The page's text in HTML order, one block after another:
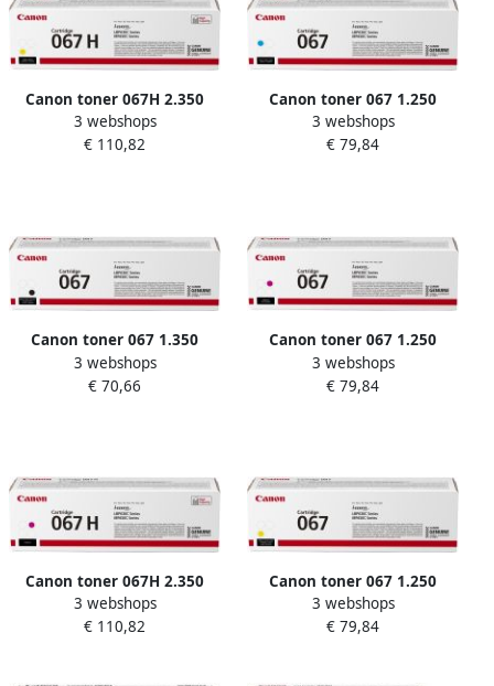
Canon toner 067H 2.350
pagina&apos;s OEM
5103C002 geel
3 webshops
€ 110,82
Canon toner 067 1.250
pagina&apos;s OEM
5101C002 cyaan
3 webshops
€ 79,84
Canon toner 067 1.350
pagina&apos;s OEM
5102C002 zwart
3 webshops
€ 70,66
Canon toner 067 1.250
pagina&apos;s OEM
5100C002 magenta
3 webshops
€ 79,84
Canon toner 067H 2.350
pagina&apos;s OEM
5104C002 magenta
3 webshops
€ 110,82
Canon toner 067 1.250
pagina&apos;s OEM
5099C002 geel
3 webshops
€ 79,84